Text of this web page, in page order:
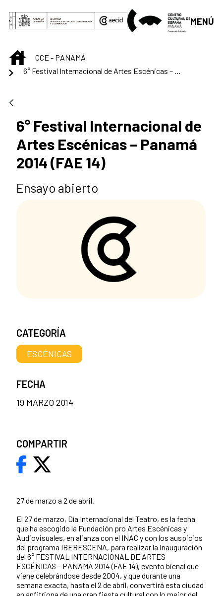
Saltar al contenido principal
MENÚ
INICIOCCE - PANAMÁ
6° Festival Internacional de
Artes Escénicas – Panamá
2014 (FAE 14)
Ensayo abierto
27 de marzo a 2 de abril.
El 27 de marzo, Día Internacional del Teatro, es la fecha
que ha escogido la Fundación pro Artes Escénicas y
Audiovisuales, en alianza con el INAC y con los auspicios
del programa IBERESCENA, para realizar la inauguración
del 6° FESTIVAL INTERNACIONAL DE ARTES
ESCÉNICAS – PANAMÁ 2014 (FAE 14), evento bienal que
viene celebrándose desde 2004, y que durante una
semana exacta, hasta el 2 de abril, convertirá esta ciudad
CATEGORÍA
ESCÉNICAS
FECHA
19 MARZO 2014
COMPARTIR